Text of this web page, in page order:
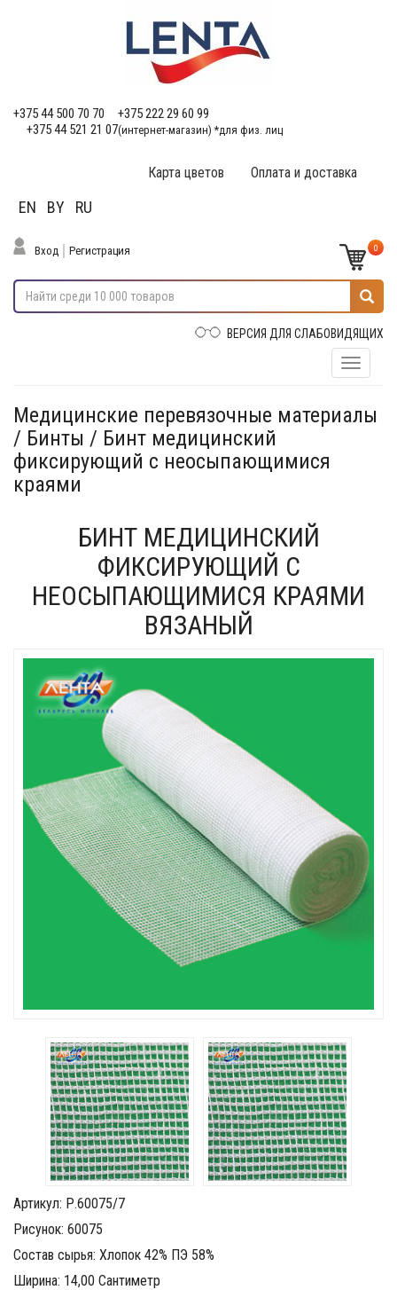
+375 44 500 70 70
+375 222 29 60 99
+375 44 521 21 07(интернет-магазин) *для физ. лиц
Оплата и доставка
Карта цветов
EN BY RU
Вход Регистрация 0
ВЕРСИЯ ДЛЯ СЛАБОВИДЯЩИХ
Медицинские перевязочные материалы
/ Бинты / Бинт медицинский
фиксирующий с неосыпающимися
краями
БИНТ МЕДИЦИНСКИЙ
ФИКСИРУЮЩИЙ С
НЕОСЫПАЮЩИМИСЯ КРАЯМИ
ВЯЗАНЫЙ
Артикул: Р.60075/7
Рисунок: 60075
Состав сырья: Хлопок 42% ПЭ 58%
Ширина: 14,00 Сантиметр